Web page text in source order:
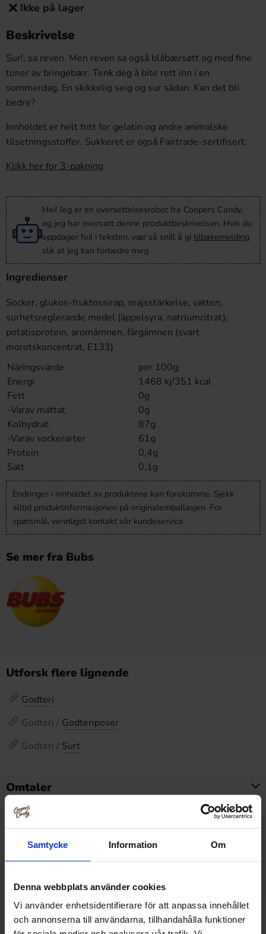
Samtycke Information Om
Denna webbplats använder cookies
Vi använder enhetsidentifierare för att anpassa innehållet
och annonserna till användarna, tillhandahålla funktioner
Ikke på lager
Beskrivelse
Sur!, sa reven. Men reven sa også blåbærsøtt og med fine
toner av bringebær. Tenk deg å bite rett inn i en
sommerdag. En skikkelig seig og sur sådan. Kan det bli
bedre?
Innholdet er helt fritt for gelatin og andre animalske
tilsetningsstoffer. Sukkeret er også Fairtrade-sertifisert.
Klikk her for 3-pakning
Hei! Jeg er en oversettelsesrobot fra Coopers Candy,
og jeg har oversatt denne produktbeskrivelsen. Hvis du
oppdager feil i teksten, vær så snill å gi tilbakemelding
slik at jeg kan forbedre meg.
Ingredienser
Socker, glukos-fruktossirap, majsstärkelse, vatten,
surhetsreglerande medel (äppelsyra, natriumcitrat),
potatisprotein, aromämnen, färgämnen (svart
morotskoncentrat, E133)
Näringsvärde
per 100g:
Energi
1468 kj/351 kcal
Fett
0g
-Varav mättat
0g
Kolhydrat
87g
-Varav sockerarter
61g
Protein
0,4g
Salt
0,1g
Endringer i innholdet av produktene kan forekomme. Sjekk
alltid produktinformasjonen på originalemballasjen. For
spørsmål, vennligst kontakt vår kundeservice.
Se mer fra Bubs
Utforsk flere lignende
Godteri
Godteri / Godteriposer
Godteri / Surt
Omtaler
Dette produktet har ingen anmeldelser
Laveste pris de siste 30 dagene er 199.90 kr (2026-08-
07)
Relaterte produkter